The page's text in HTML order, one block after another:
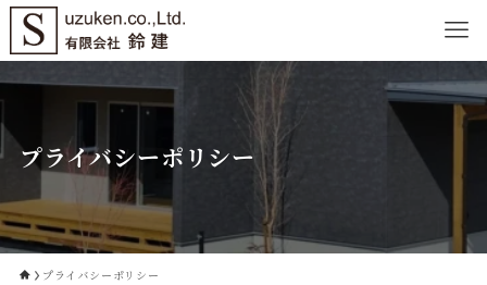
プライバシーポリシー
プライバシーポリシー